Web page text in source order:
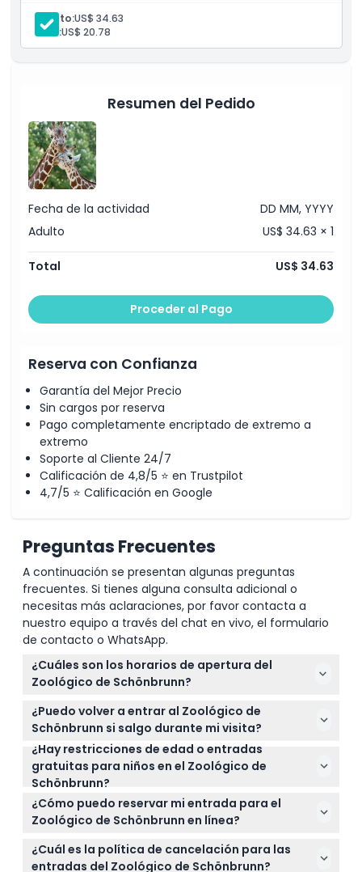
Horario de Apertura
Ubicación
Política de Cancelación
Evita la fila y entra directamente al Zoológico de
Schönbrunn
Explora más de 600 especies de animales
Adulto:US$ 34.63
Niño:US$ 20.78
Resumen del Pedido
Fecha de la actividad
DD MM, YYYY
Adulto
US$ 34.63 × 1
Total US$ 34.63
Proceder al Pago
Reserva con Confianza
Garantía del Mejor Precio
Sin cargos por reserva
Pago completamente encriptado de extremo a
extremo
Soporte al Cliente 24/7
Calificación de 4,8/5 ⭐ en Trustpilot
4,7/5 ⭐ Calificación en Google
Preguntas Frecuentes
A continuación se presentan algunas preguntas
frecuentes. Si tienes alguna consulta adicional o
necesitas más aclaraciones, por favor contacta a
nuestro equipo a través del chat en vivo, el formulario
de contacto o WhatsApp.
¿Cuáles son los horarios de apertura del
Zoológico de Schönbrunn?
El Zoológico de Schönbrunn está abierto todos los
días desde las 9:00 AM, con horarios de cierre que
varían según el mes: entre las 4:30 PM y las 6:30 PM.
La última admisión es 30 minutos antes del cierre
(sujeto a cambios, por favor confirme al momento
de la reserva).
¿Puedo volver a entrar al Zoológico de
Schönbrunn si salgo durante mi visita?
No, no se permite la reentrada después de salir del
zoológico, así que planifique su visita en
consecuencia.
¿Hay restricciones de edad o entradas
gratuitas para niños en el Zoológico de
Schönbrunn?
Los niños menores de 6 años entran gratis al
Zoológico de Schönbrunn, y además, los niños
menores de 3 años son gratis para el zoológico y el
Transfer en tren Tirolerhof.
¿Cómo puedo reservar mi entrada para el
Zoológico de Schönbrunn en línea?
Puede reservar fácilmente sus entradas para el
Zoológico de Schönbrunn directamente en este
¿Cuál es la política de cancelación para las
entradas del Zoológico de Schönbrunn?